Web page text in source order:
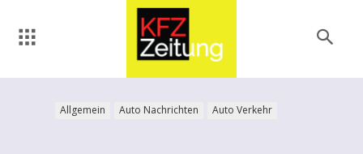
Allgemein Auto Nachrichten Auto Verkehr